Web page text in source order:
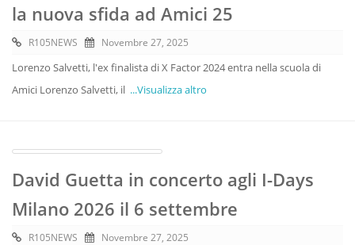
la nuova sfida ad Amici 25
R105NEWS Novembre 27, 2025
Lorenzo Salvetti, l'ex finalista di X Factor 2024 entra nella scuola di
Amici Lorenzo Salvetti, il ...Visualizza altro
David Guetta in concerto agli I-Days
Milano 2026 il 6 settembre
R105NEWS Novembre 27, 2025